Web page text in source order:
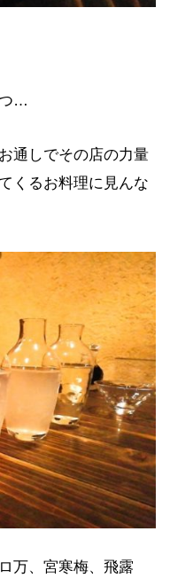
…
通しでその店の力量
くるお料理に見んな
万、宮寒梅、飛露